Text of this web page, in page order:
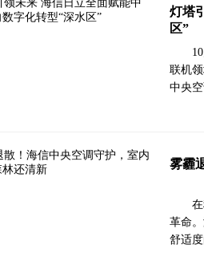
灯塔
区”
联机
中央
雾霾
革命
舒适